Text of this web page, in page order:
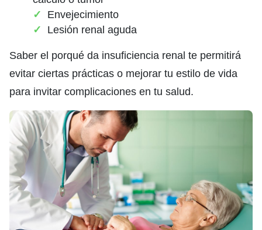
Envejecimiento
Lesión renal aguda
Saber el porqué da insuficiencia renal te permitirá
evitar ciertas prácticas o mejorar tu estilo de vida
para invitar complicaciones en tu salud.